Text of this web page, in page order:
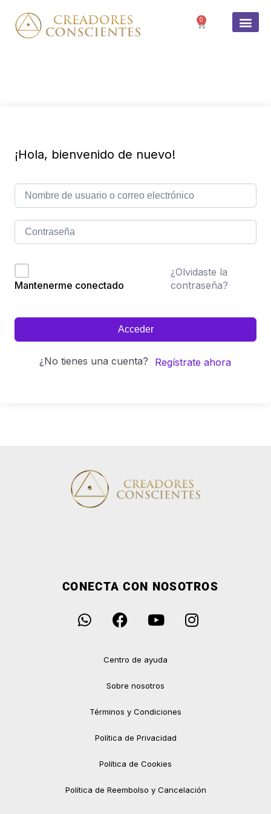
0
¡Hola, bienvenido de nuevo!
Mantenerme conectado
¿Olvidaste la
contraseña?
Acceder
¿No tienes una cuenta? Regístrate ahora
CONECTA CON NOSOTROS
Centro de ayuda
Sobre nosotros
Términos y Condiciones
Política de Privacidad
Política de Cookies
Política de Reembolso y Cancelación